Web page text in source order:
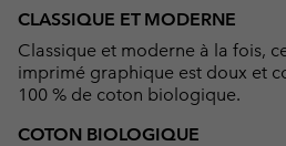
CLASSIQUE ET MODERNE
Classique et moderne à la fois,
imprimé graphique est doux et
100 % de coton biologique.
COTON BIOLOGIQUE